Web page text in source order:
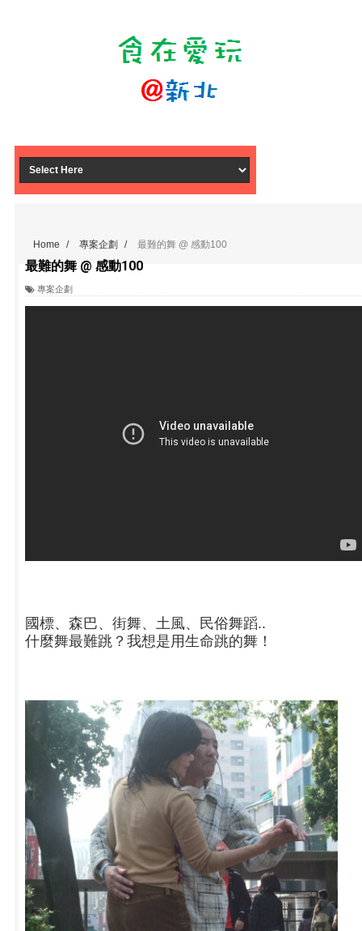
Home / 專案企劃 / 最難的舞 @ 感動100
最難的舞 @ 感動100
專案企劃
國標、森巴、街舞、土風、民俗舞蹈..
什麼舞最難跳？我想是用生命跳的舞！